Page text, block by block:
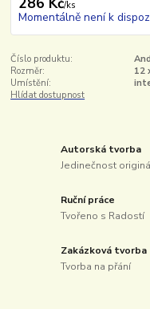
/ks
Momentálně není k
Číslo produktu:
Rozměr:
12
Umístění:
Hlídat dostupnost
Autorská tvorba
Jedinečnost
Ruční práce
Tvořeno s Radostí
Zakázková tvorba
Tvorba na přání